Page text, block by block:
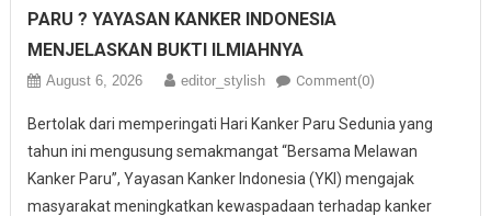
PARU ? YAYASAN KANKER INDONESIA
MENJELASKAN BUKTI ILMIAHNYA
August 6, 2026 editor_stylish Comment(0)
Bertolak dari memperingati Hari Kanker Paru Sedunia yang
tahun ini mengusung semakmangat “Bersama Melawan
Kanker Paru”, Yayasan Kanker Indonesia (YKI) mengajak
masyarakat meningkatkan kewaspadaan terhadap kanker